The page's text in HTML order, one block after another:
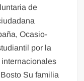
de
Ocasio-
por la
Su familia